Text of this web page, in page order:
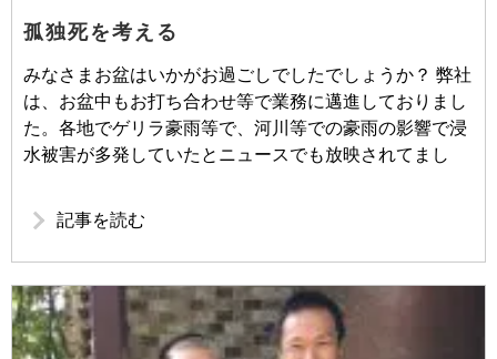
孤独死を考える
みなさまお盆はいかがお過ごしでしたでしょうか？ 弊社
は、お盆中もお打ち合わせ等で業務に邁進しておりまし
た。各地でゲリラ豪雨等で、河川等での豪雨の影響で浸
水被害が多発していたとニュースでも放映されてまし
記事を読む